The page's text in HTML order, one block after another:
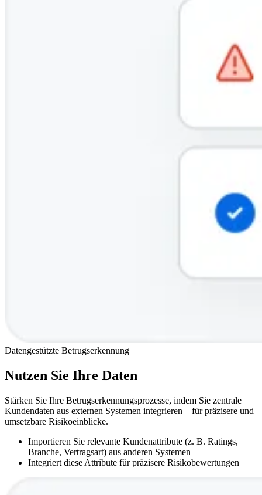
Datengestützte Betrugserkennung
Nutzen Sie Ihre Daten
Stärken Sie Ihre Betrugserkennungsprozesse, indem Sie zentrale
Kundendaten aus externen Systemen integrieren – für präzisere und
umsetzbare Risikoeinblicke.
Importieren Sie relevante Kundenattribute (z. B. Ratings,
Branche, Vertragsart) aus anderen Systemen
Integriert diese Attribute für präzisere Risikobewertungen